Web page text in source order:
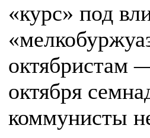
«курс» под
октябристам
октября
коммунисты